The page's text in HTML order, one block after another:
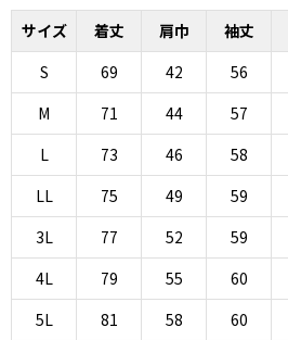
サイズ
着丈 肩巾 袖丈
S
69 42 56
M
71 44 57
L
73 46 58
LL
75 49 59
3L
77 52 59
4L
79 55 60
5L
81 58 60